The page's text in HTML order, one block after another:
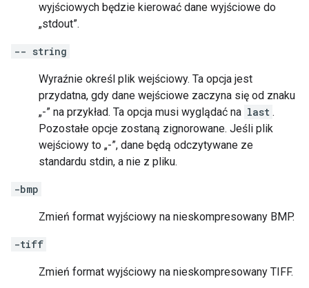
wyjściowych będzie kierować dane wyjściowe do
„stdout”.
-- string
Wyraźnie określ plik wejściowy. Ta opcja jest
przydatna, gdy dane wejściowe zaczyna się od znaku
„-” na przykład. Ta opcja musi wyglądać na last .
Pozostałe opcje zostaną zignorowane. Jeśli plik
wejściowy to „-”, dane będą odczytywane ze
standardu stdin, a nie z pliku.
-bmp
Zmień format wyjściowy na nieskompresowany BMP.
-tiff
Zmień format wyjściowy na nieskompresowany TIFF.